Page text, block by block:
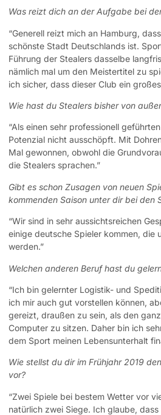
Was reizt dich an der Aufgabe bei
“Generell reizt mich an Hamburg,
schönste Stadt Deutschlands ist.
Führung der Stealers dasselbe
nämlich mal um den Meistertitel zu
ich sicher, dass dieser Club ein
Wie hast du Stealers bisher von
“Als einen sehr professionell
Potenzial nicht ausschöpft. Mit
Mal gewonnen, obwohl die
die Stealers sprachen.”
Gibt es schon Zusagen von neuen
kommenden Saison unter dir bei den
“Wir sind in sehr aussichtsreichen
einige deutsche Spieler kommen, die
werden.”
Welchen anderen Beruf hast du
“Ich bin gelernter Logistik- und
ich mir auch gut vorstellen können,
gereizt, draußen zu sein, als den
Computer zu sitzen. Daher bin ich
dem Sport meinen Lebensunterhalt
Wie stellst du dir im Frühjahr 2019
vor?
“Zwei Spiele bei bestem Wetter vor
natürlich zwei Siege. Ich glaube,